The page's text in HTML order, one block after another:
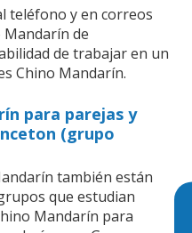
teléfono y en correos
Mandarín de
de trabajar en un
Chino Mandarín.
para parejas y
(grupo
también están
que estudian
Mandarín para